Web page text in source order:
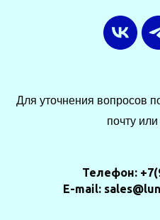
Для уточнения вопросов
почту
Телефон:
E-mail: